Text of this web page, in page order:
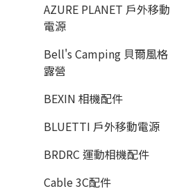
AZURE PLANET 戶外移動
電源
Bell's Camping 貝爾風格
露營
BEXIN 相機配件
BLUETTI 戶外移動電源
BRDRC 運動相機配件
Cable 3C配件